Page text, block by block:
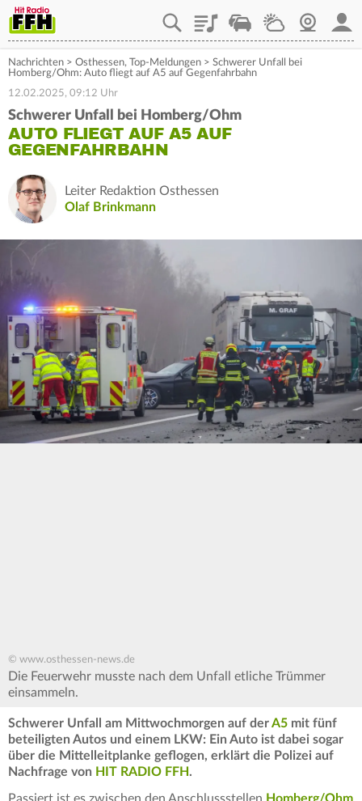
PlaylistStaupilotWetterWebcam
Nachrichten > Osthessen, Top-Meldungen > Schwerer Unfall bei
Homberg/Ohm: Auto fliegt auf A5 auf Gegenfahrbahn
12.02.2025, 09:12 Uhr
Schwerer Unfall bei Homberg/Ohm
AUTO FLIEGT AUF A5 AUF
GEGENFAHRBAHN
Leiter Redaktion Osthessen
Olaf Brinkmann
© www.osthessen-news.de
Die Feuerwehr musste nach dem Unfall etliche Trümmer
einsammeln.
Schwerer Unfall am Mittwochmorgen auf derA5 mit fünf
beteiligten Autos und einem LKW: Ein Auto ist dabei sogar
über die Mittelleitplanke geflogen, erklärt die Polizei auf
Nachfrage von HIT RADIO FFH.